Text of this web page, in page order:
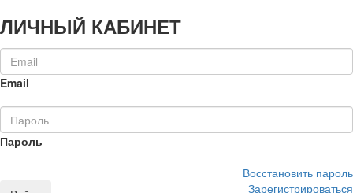
ЛИЧНЫЙ КАБИНЕТ
Email
Пароль
Восстановить пароль
Зарегистрироваться